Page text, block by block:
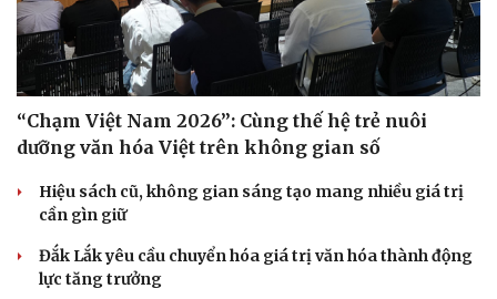
“Chạm Việt Nam 2026”: Cùng thế hệ trẻ nuôi
dưỡng văn hóa Việt trên không gian số
Hiệu sách cũ, không gian sáng tạo mang nhiều giá trị
cần gìn giữ
Đắk Lắk yêu cầu chuyển hóa giá trị văn hóa thành động
lực tăng trưởng